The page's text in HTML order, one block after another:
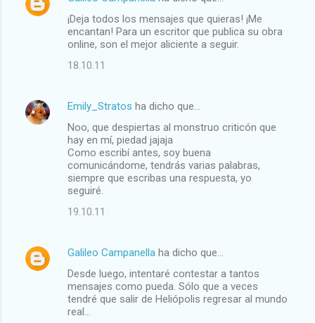
r
¡Deja todos los mensajes que quieras! ¡Me
encantan! Para un escritor que publica su obra
online, son el mejor aliciente a seguir.
18.10.11
Emily_Stratos ha dicho que…
Noo, que despiertas al monstruo criticón que
hay en mí, piedad jajaja
Como escribí antes, soy buena
comunicándome, tendrás varias palabras,
siempre que escribas una respuesta, yo
seguiré.
19.10.11
Galileo Campanella ha dicho que…
Desde luego, intentaré contestar a tantos
mensajes como pueda. Sólo que a veces
tendré que salir de Heliópolis regresar al mundo
real...